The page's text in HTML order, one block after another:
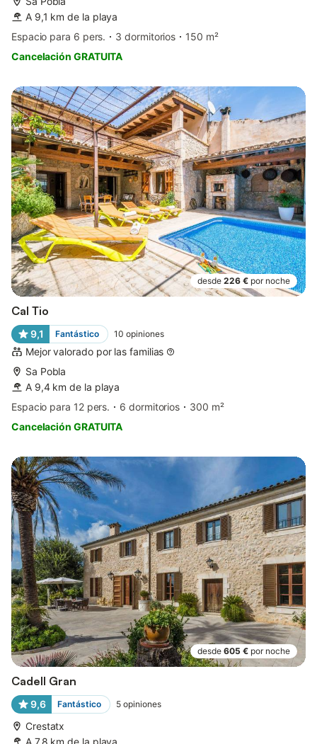
A 9,1 km de la playa
Espacio para 6 pers.
3 dormitorios
150 m²
Cancelación GRATUITA
desde 226 € por noche
Cal Tio
9,1 Fantástico 10 opiniones
Mejor valorado por las familias
Sa Pobla
A 9,4 km de la playa
Espacio para 12 pers.
6 dormitorios
300 m²
Cancelación GRATUITA
desde 605 € por noche
Cadell Gran
9,6 Fantástico 5 opiniones
Crestatx
A 7,8 km de la playa